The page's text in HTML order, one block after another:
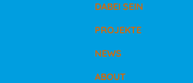
DABEI SEIN
PROJEKTE
NEWS
ABOUT